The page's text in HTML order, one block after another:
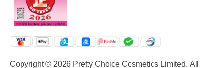
Copyright © 2026 Pretty Choice Cosmetics Limited. All